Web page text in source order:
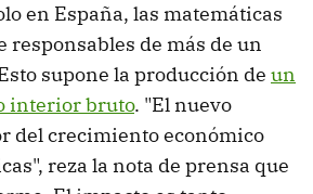
en España, las matemáticas
responsables de más de un
supone la producción de un
interior bruto. "El nuevo
del crecimiento económico
reza la nota de prensa que